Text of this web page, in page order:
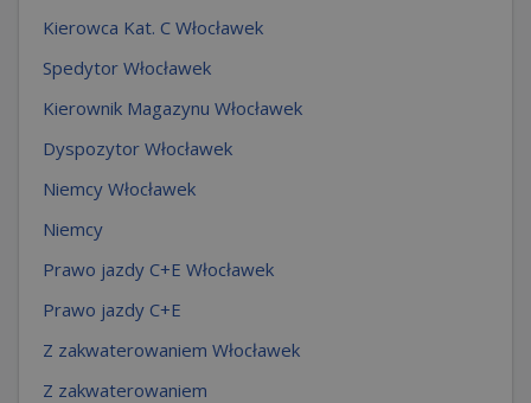
Kierowca Kat. C Włocławek
Spedytor Włocławek
Kierownik Magazynu Włocławek
Dyspozytor Włocławek
Niemcy Włocławek
Niemcy
Prawo jazdy C+E Włocławek
Prawo jazdy C+E
Z zakwaterowaniem Włocławek
Z zakwaterowaniem